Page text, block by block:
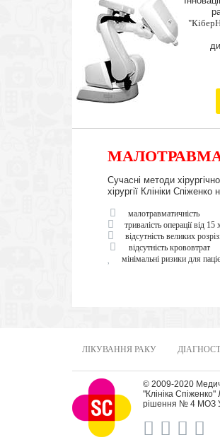
Сучасні методи
хірургії Клініки
малотравматичність
тривалість операції від 15
відсутність великих
відсутність крововтрат
мінімальні ризики для
ЛІКУВАННЯ РАКУ
© 2009-2020
"Клініка
рішення № 4 МОЗ